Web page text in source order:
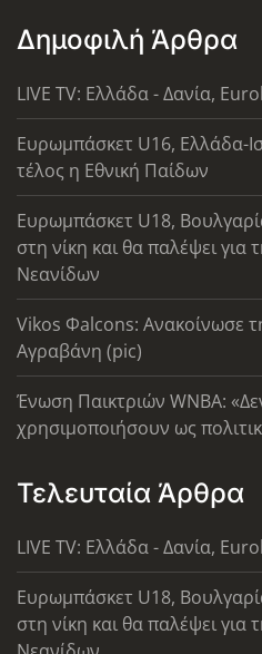
Δημοφιλή Άρθρα
LIVE TV: Ελλάδα - Δανία,
Ευρωμπάσκετ U16, Ελλάδα-
τέλος η Εθνική Παίδων
Ευρωμπάσκετ U18,
στη νίκη και θα παλέψει για
Νεανίδων
Vikos Φalcons: Ανακοίνωσε
Αγραβάνη (pic)
Ένωση Παικτριών WNBA:
χρησιμοποιήσουν ως
Τελευταία Άρθρα
LIVE TV: Ελλάδα - Δανία,
Ευρωμπάσκετ U18,
στη νίκη και θα παλέψει για